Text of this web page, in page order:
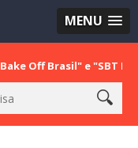
MENU
e "SBT Brasil";